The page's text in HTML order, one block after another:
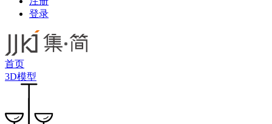
登录
首页
3D模型